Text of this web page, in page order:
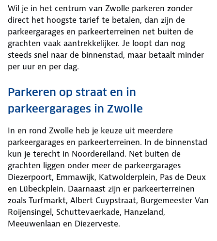
Wil je in het centrum van Zwolle parkeren zonder
direct het hoogste tarief te betalen, dan zijn de
parkeergarages en parkeerterreinen net buiten de
grachten vaak aantrekkelijker. Je loopt dan nog
steeds snel naar de binnenstad, maar betaalt minder
per uur en per dag.
Parkeren op straat en in
parkeergarages in Zwolle
In en rond Zwolle heb je keuze uit meerdere
parkeergarages en parkeerterreinen. In de binnenstad
kun je terecht in Noordereiland. Net buiten de
grachten liggen onder meer de parkeergarages
Diezerpoort, Emmawijk, Katwolderplein, Pas de Deux
en Lübeckplein. Daarnaast zijn er parkeerterreinen
zoals Turfmarkt, Albert Cuypstraat, Burgemeester Van
Roijensingel, Schuttevaerkade, Hanzeland,
Meeuwenlaan en Diezerveste.